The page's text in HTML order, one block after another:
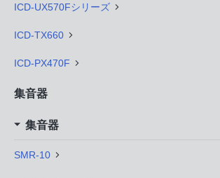
ICD-UX570Fシリーズ
ICD-TX660
ICD-PX470F
集音器
集音器
SMR-10